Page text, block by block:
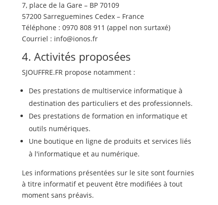
7, place de la Gare – BP 70109
57200 Sarreguemines Cedex – France
Téléphone : 0970 808 911 (appel non surtaxé)
Courriel : info@ionos.fr
4. Activités proposées
SJOUFFRE.FR propose notamment :
Des prestations de multiservice informatique à
destination des particuliers et des professionnels.
Des prestations de formation en informatique et
outils numériques.
Une boutique en ligne de produits et services liés
à l'informatique et au numérique.
Les informations présentées sur le site sont fournies
à titre informatif et peuvent être modifiées à tout
moment sans préavis.